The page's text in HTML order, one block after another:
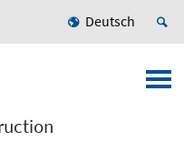
Deutsch